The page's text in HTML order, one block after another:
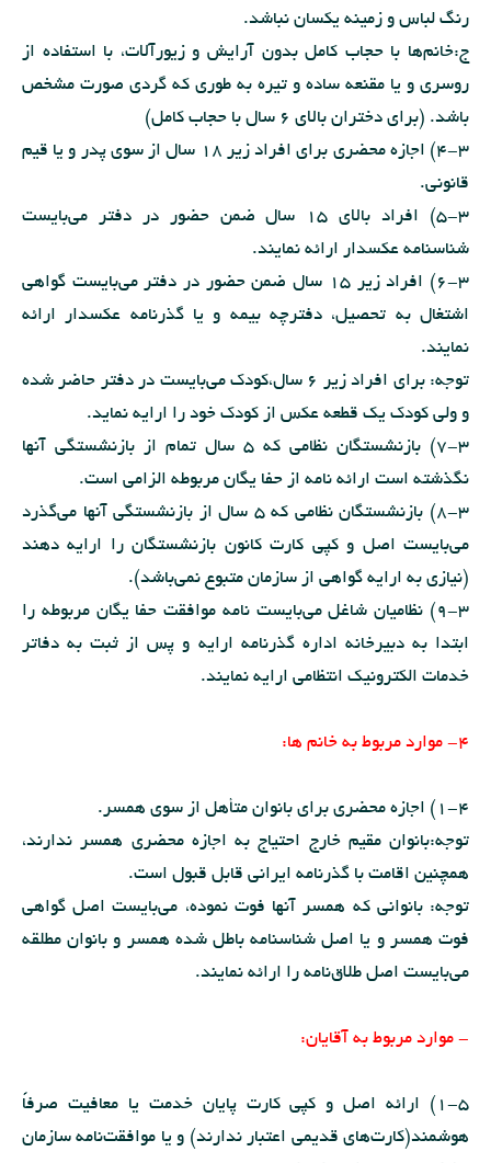
رنگ لباس و زمینه یکسان نباشد.
ج:خانم‌ها با حجاب کامل بدون آرایش و زیورآلات، با استفاده از
روسری و یا مقنعه ساده و تیره به طوری که گردی صورت مشخص
باشد. (برای دختران بالای 6 سال با حجاب کامل)
4-3) اجازه محضری برای افراد زیر 18 سال از سوی پدر و یا قیم
قانونی.
5-3) افراد بالای 15 سال ضمن حضور در دفتر می‌بایست
شناسنامه عکسدار ارائه نمایند.
6-3) افراد زیر 15 سال ضمن حضور در دفتر می‌بایست گواهی
اشتغال به تحصیل، دفترچه بیمه و یا گذرنامه عکسدار ارائه
نمایند.
توجه: برای افراد زیر 6 سال،کودک می‌بایست در دفتر حاضر شده
و ولی کودک یک قطعه عکس از کودک خود را ارایه نماید.
7-3) بازنشستگان نظامی که 5 سال تمام از بازنشستگی آنها
نگذشته است ارائه نامه از حفا یگان مربوطه الزامی است.
8-3) بازنشستگان نظامی که 5 سال از بازنشستگی آنها می‌گذرد
می‌بایست اصل و کپی کارت کانون بازنشستگان را ارایه دهند
(نیازی به ارایه گواهی از سازمان متبوع نمی‌باشد).
9-3) نظامیان شاغل می‌بایست نامه موافقت حفا یگان مربوطه را
ابتدا به دبیرخانه اداره گذرنامه ارایه و پس از ثبت به دفاتر
خدمات الکترونیک انتظامی ارایه نمایند.
4- موارد مربوط به خانم ها:
1-4) اجازه محضری برای بانوان متأهل از سوی همسر.
توجه:بانوان مقیم خارج احتیاج به اجازه محضری همسر ندارند،
همچنین اقامت با گذرنامه ایرانی قابل قبول است.
توجه: بانوانی که همسر آنها فوت نموده، می‌بایست اصل گواهی
فوت همسر و یا اصل شناسنامه باطل شده همسر و بانوان مطلقه
می‌بایست اصل طلاق‌نامه را ارائه نمایند.
- موارد مربوط به آقایان:
1-5) ارائه اصل و کپی کارت پایان خدمت یا معافیت صرفاً
هوشمند(کارت‌های قدیمی اعتبار ندارند) و یا موافقت‌نامه سازمان